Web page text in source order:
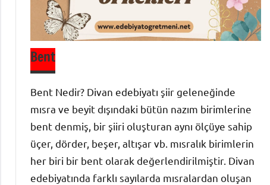
Bent
Bent Nedir? Divan edebiyatı şiir geleneğinde
mısra ve beyit dışındaki bütün nazım birimlerine
bent denmiş, bir şiiri oluşturan aynı ölçüye sahip
üçer, dörder, beşer, altışar vb. mısralık birimlerin
her biri bir bent olarak değerlendirilmiştir. Divan
edebiyatında farklı sayılarda mısralardan oluşan